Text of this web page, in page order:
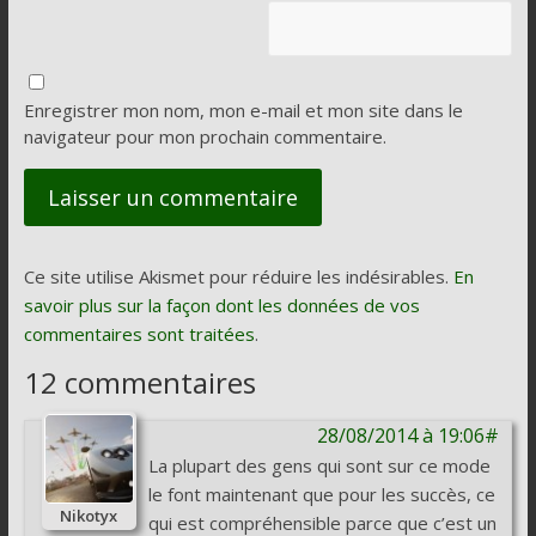
Enregistrer mon nom, mon e-mail et mon site dans le
navigateur pour mon prochain commentaire.
Ce site utilise Akismet pour réduire les indésirables. En
savoir plus sur la façon dont les données de vos
commentaires sont traitées.
12 commentaires
28/08/2014 à 19:06#
Nikotyx
La plupart des gens qui sont sur ce mode
le font maintenant que pour les succès, ce
qui est compréhensible parce que c’est un